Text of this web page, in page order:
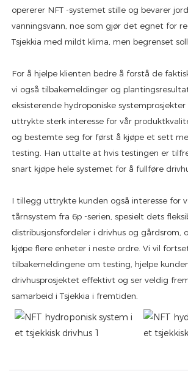
opererer NFT -systemet stille og bevarer
vanningsvann, noe som gjør det egnet for
Tsjekkia med mildt klima, men begrenset
For å hjelpe klienten bedre å forstå de
vi også tilbakemeldinger og
eksisterende hydroponiske systemprosjekter
uttrykte sterk interesse for vår
og bestemte seg for først å kjøpe et sett
testing. Han uttalte at hvis testingen er
snart kjøpe hele systemet for å fullføre
I tillegg uttrykte kunden også interesse for
tårnsystem fra 6p -serien, spesielt dets
distribusjonsfordeler i drivhus og gårdsrom,
kjøpe flere enheter i neste ordre.Vi vil
tilbakemeldingene om testing, hjelpe
drivhusprosjektet effektivt og ser veldig
samarbeid i Tsjekkia i fremtiden.